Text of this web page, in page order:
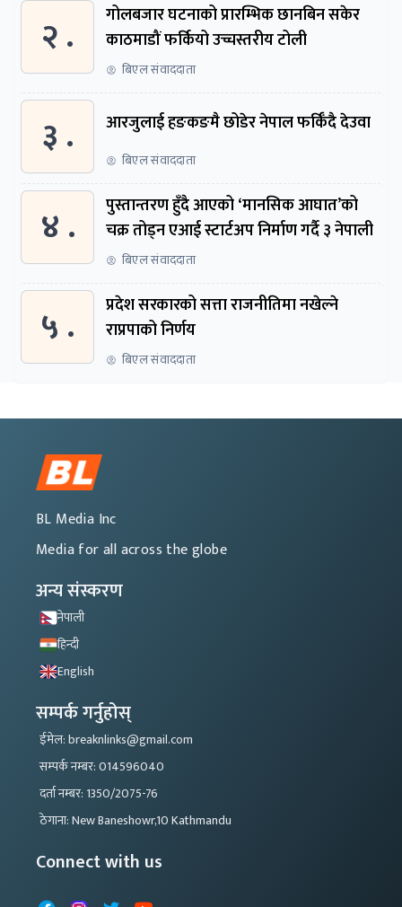
२ .
गोलबजार घटनाको प्रारम्भिक छानबिन सकेर
काठमाडौं फर्कियो उच्चस्तरीय टोली
बिएल संवाददाता
३ . आरजुलाई हङकङमै छोडेर नेपाल फर्किँदै देउवा
बिएल संवाददाता
४ .
पुस्तान्तरण हुँदै आएको ‘मानसिक आघात’को
चक्र तोड्न एआई स्टार्टअप निर्माण गर्दै ३ नेपाली
बिएल संवाददाता
५ .
प्रदेश सरकारको सत्ता राजनीतिमा नखेल्ने
राप्रपाको निर्णय
बिएल संवाददाता
BL Media Inc
Media for all across the globe
अन्य संस्करण
नेपाली
हिन्दी
English
सम्पर्क गर्नुहोस्
ईमेल: breaknlinks@gmail.com
सम्पर्क नम्बर: 014596040
दर्ता नम्बर: 1350/2075-76
ठेगाना: New Baneshowr,10 Kathmandu
Connect with us